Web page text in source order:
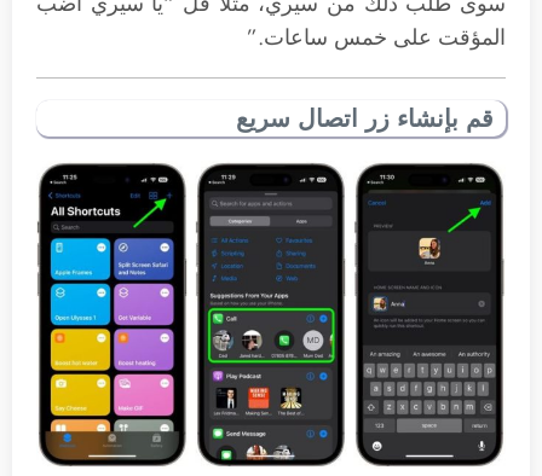
المؤقت على خمس ساعات.”
قم بإنشاء زر اتصال سريع